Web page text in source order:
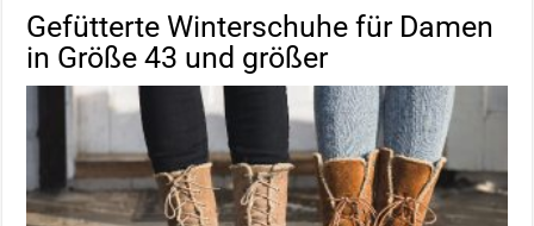
Gefütterte Winterschuhe für Damen
in Größe 43 und größer